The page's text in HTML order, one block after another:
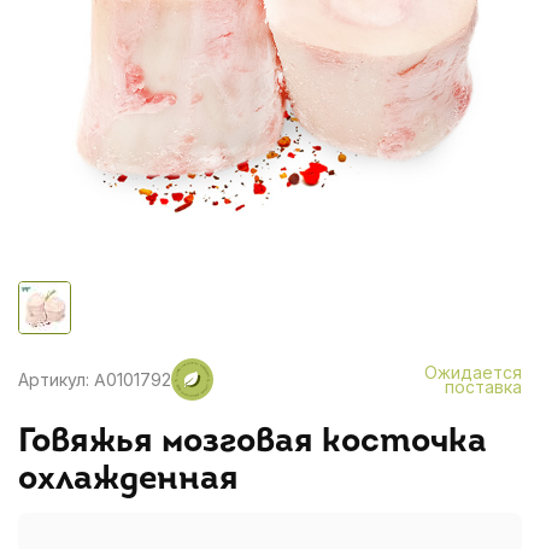
Артикул: A0101792 Ожидается
поставка
Говяжья мозговая косточка
охлажденная